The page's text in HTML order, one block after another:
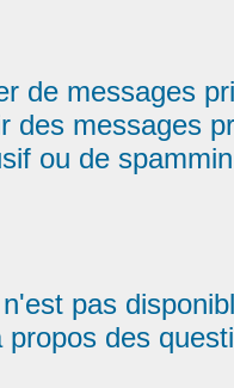
de messages
des messages
ou de
pas
des